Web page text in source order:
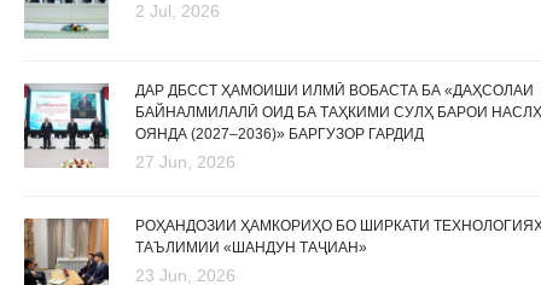
2 Jul, 2026
ДАР ДБССТ ҲАМОИШИ ИЛМӢ ВОБАСТА БА «ДАҲСОЛАИ
БАЙНАЛМИЛАЛӢ ОИД БА ТАҲКИМИ СУЛҲ БАРОИ
ОЯНДА (2027–2036)» БАРГУЗОР ГАРДИД
27 Jun, 2026
РОҲАНДОЗИИ ҲАМКОРИҲО БО ШИРКАТИ
ТАЪЛИМИИ «ШАНДУН ТАҶИАН»
23 Jun, 2026